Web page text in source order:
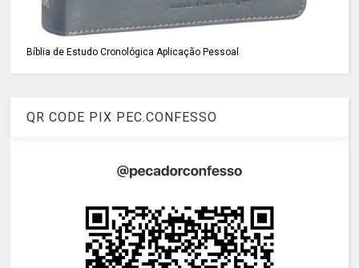
Bíblia de Estudo Cronológica Aplicação Pessoal
QR CODE PIX PEC.CONFESSO